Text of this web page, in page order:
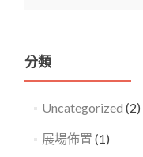
分類
Uncategorized (2)
展場佈置 (1)